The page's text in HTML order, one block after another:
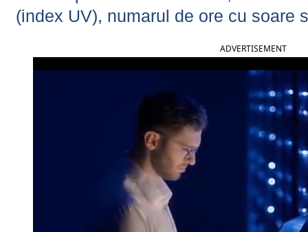
(index UV), numarul de ore cu soare
ADVERTISEMENT